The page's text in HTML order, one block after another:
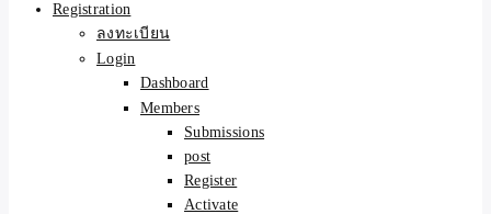
Registration
ลงทะเบียน
Login
Dashboard
Members
Submissions
post
Register
Activate